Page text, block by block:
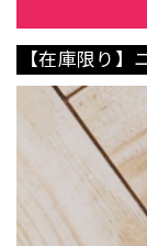
【在庫限り】